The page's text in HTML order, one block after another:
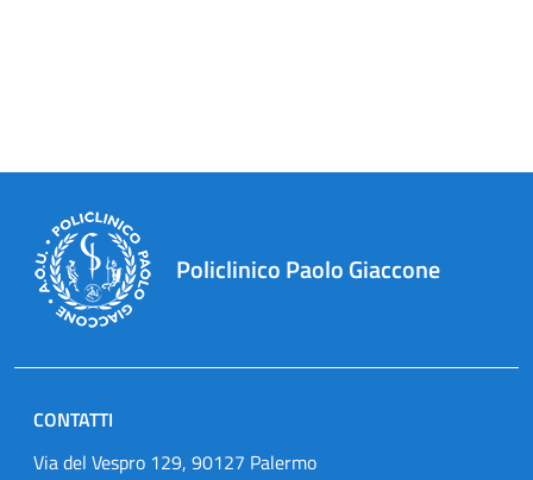
Policlinico Paolo Giaccone
CONTATTI
Via del Vespro 129, 90127 Palermo